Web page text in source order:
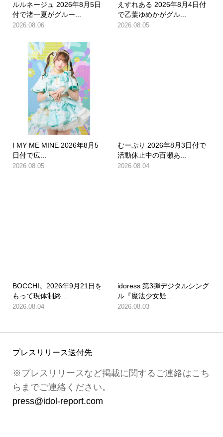
ルルネージュ 2026年8月5日
付で渚一夏がグルー...
2026.08.06
えすれある 2026年8月4日付
で乙葉ゆめかがグル...
2026.08.05
I MY ME MINE 2026年8月5
日付で広...
2026.08.05
むーぷり 2026年8月3日付で
活動休止中の百瀬あ...
2026.08.04
BOCCHI。2026年9月21日を
もって現体制終...
2026.08.04
idoress 第3弾デジタルシング
ル『魔法少女疑...
2026.08.03
プレスリリース送付先
※プレスリリースなど掲載に関するご連絡はこち
らまでご連絡ください。
press@idol-report.com